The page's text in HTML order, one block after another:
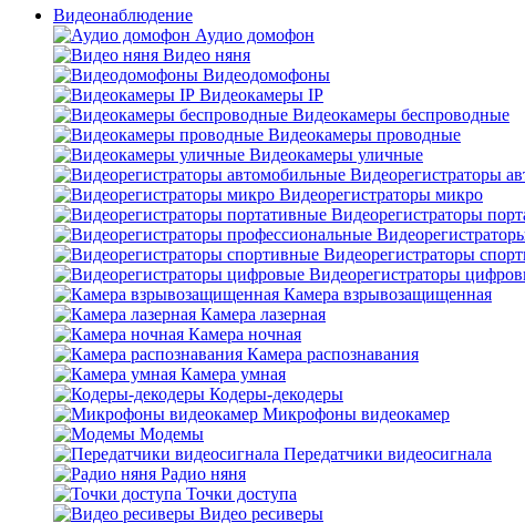
Видеонаблюдение
Аудио домофон
Видео няня
Видеодомофоны
Видеокамеры IP
Видеокамеры беспроводные
Видеокамеры проводные
Видеокамеры уличные
Видеорегистраторы
Видеорегистраторы микро
Видеорегистраторы
Видеорегистраторы
Видеорегистраторы
Камера взрывозащищенная
Камера лазерная
Камера ночная
Камера распознавания
Камера умная
Кодеры-декодеры
Микрофоны видеокамер
Модемы
Передатчики видеосигнала
Радио няня
Точки доступа
Видео ресиверы